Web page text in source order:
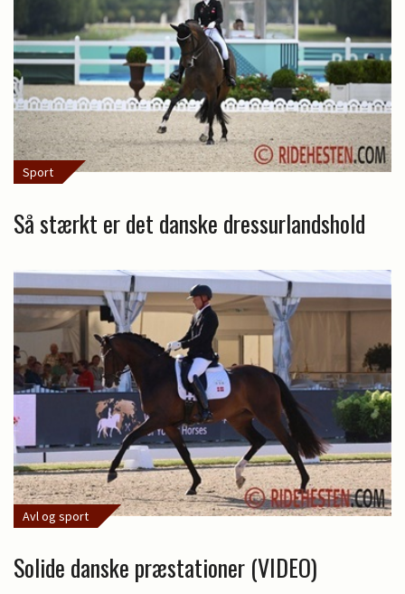
Sport
Så stærkt er det danske dressurlandshold
Avl og sport
Solide danske præstationer (VIDEO)